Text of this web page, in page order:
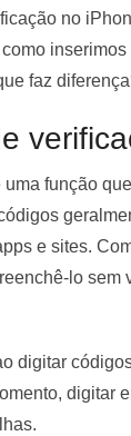
no
faz
uma função
e sites.
lo sem
digitar
digitar